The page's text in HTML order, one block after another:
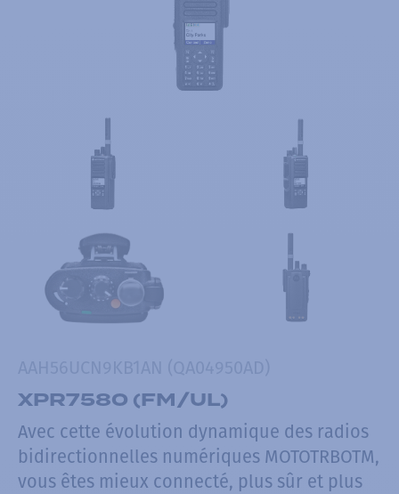
XPR7580 (FM/UL)
Avec cette évolution dynamique des radios
bidirectionnelles numériques MOTOTRBOTM,
vous êtes mieux connecté, plus sûr et plus